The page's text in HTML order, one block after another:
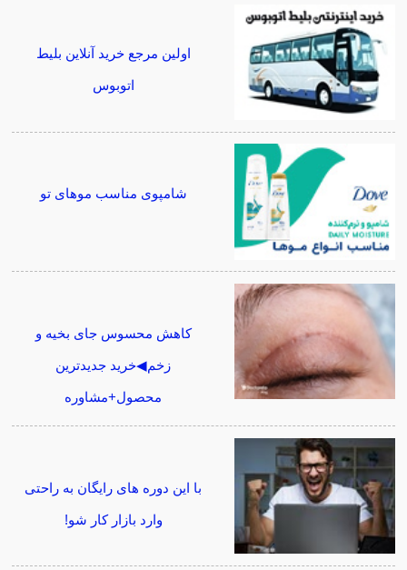
اولین مرجع خرید آنلاین بلیط
اتوبوس
شامپوی مناسب موهای تو
کاهش محسوس جای بخیه و
زخم◀خرید جدیدترین
محصول+مشاوره
با این دوره های رایگان به راحتی
وارد بازار کار شو!